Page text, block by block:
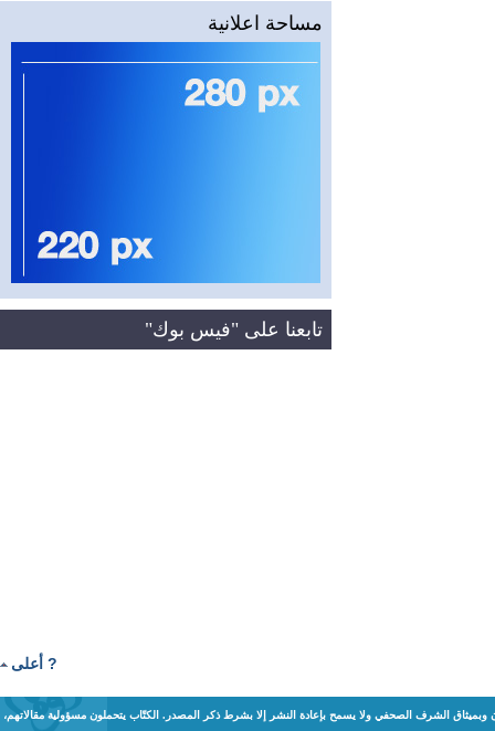
مساحة اعلانية
تابعنا على "فيس بوك"
? أعلى
الشرف الصحفي ولا يسمح بإعادة النشر إلا بشرط ذكر المصدر. الكتّاب يتحملون مسؤولية مقالاتهم،